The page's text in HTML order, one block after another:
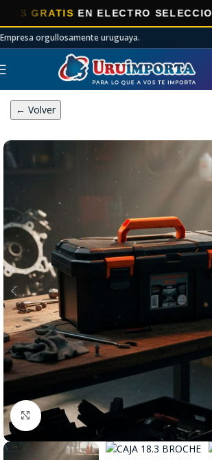
EN ELECTRO SELECCIONADOS!
Empresa orgullosamente uruguaya.
← Volver
Click to enlarge